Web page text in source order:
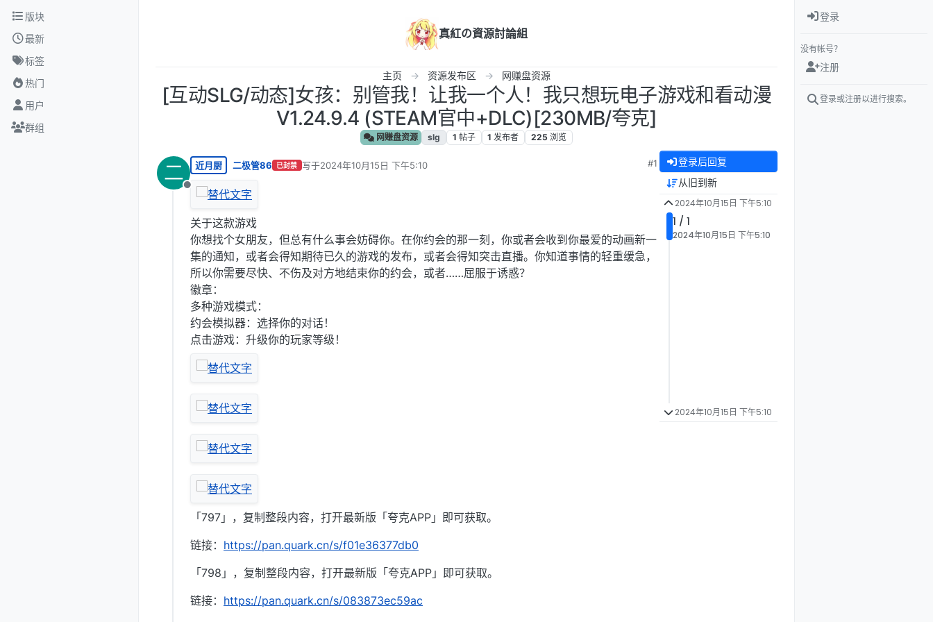
跳转至内容
版块
最新
标签
热门
用户
群组
真紅の資源討論組
主页 资源发布区 网赚盘资源
[互动SLG/动态]女孩：别管我！让我一个人！我只想玩电子游戏和看动漫
V1.24.9.4 (STEAM官中+DLC)[230MB/夸克]
网赚盘资源 slg 1 帖子 1 发布者 225 浏览
二
离线
近月厨 二极管86 已封禁 写于2024年10月15日 下午5:10
最后由 编辑
#1
关于这款游戏
你想找个女朋友，但总有什么事会妨碍你。在你约会的那一刻，你或者会收到你最爱的动画新一
集的通知，或者会得知期待已久的游戏的发布，或者会得知突击直播。你知道事情的轻重缓急，
所以你需要尽快、不伤及对方地结束你的约会，或者……屈服于诱惑？
徽章：
多种游戏模式：
约会模拟器：选择你的对话！
点击游戏：升级你的玩家等级！
「797」，复制整段内容，打开最新版「夸克APP」即可获取。
链接： https://pan.quark.cn/s/f01e36377db0
「798」，复制整段内容，打开最新版「夸克APP」即可获取。
链接： https://pan.quark.cn/s/083873ec59ac
登录后回复
从旧到新
2024年10月15日 下午5:10
1 / 1
2024年10月15日 下午5:10
2024年10月15日 下午5:10
登录
没有帐号？
注册
登录或注册以进行搜索。